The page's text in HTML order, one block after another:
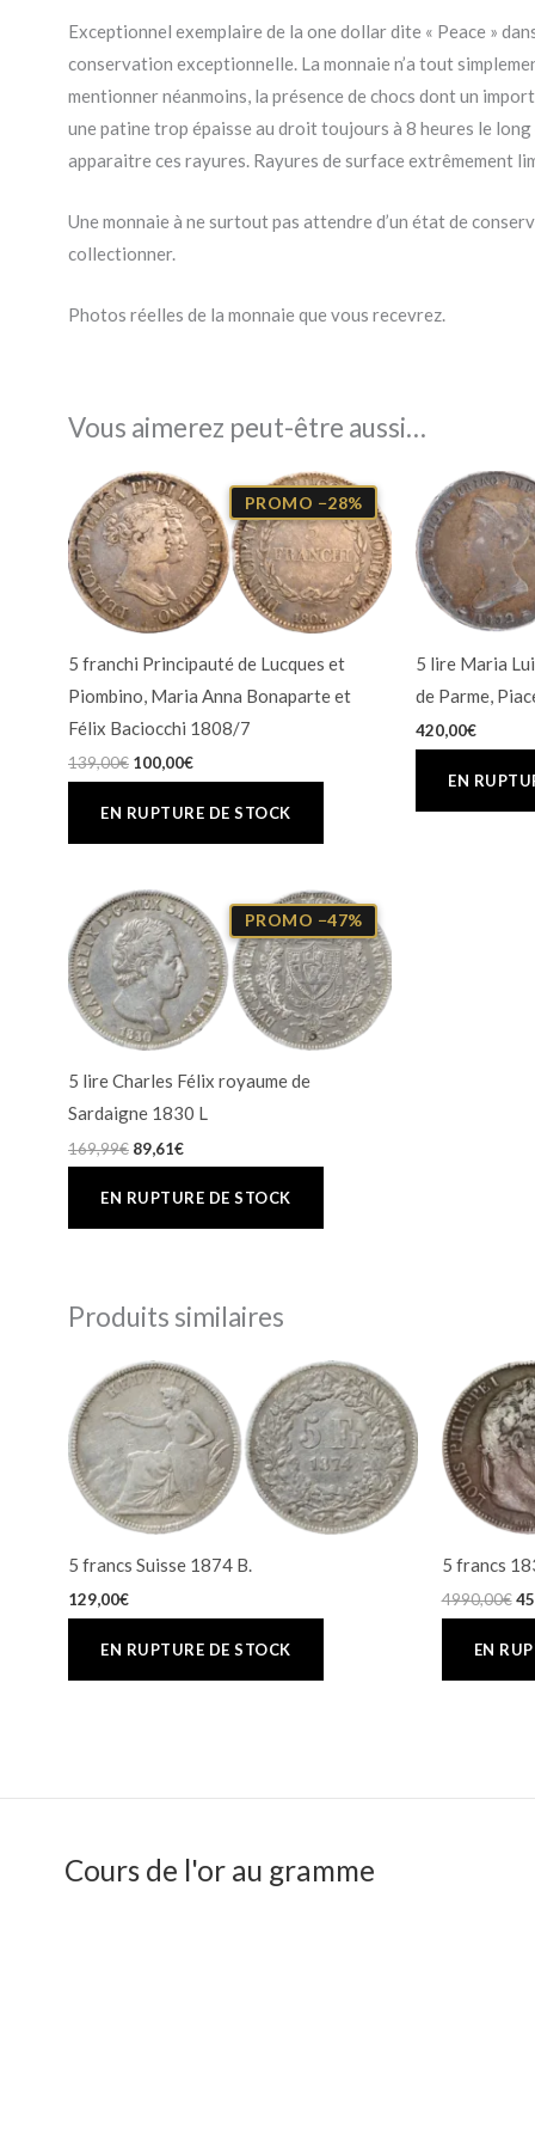
Exceptionnel exemplaire de la one dollar dite « Peace »
conservation exceptionnelle. La monnaie n’a tout
mentionner néanmoins, la présence de chocs dont un
une patine trop épaisse au droit toujours à 8 heures le
apparaitre ces rayures. Rayures de surface extrêmement
Une monnaie à ne surtout pas attendre d’un état de
collectionner.
Photos réelles de la monnaie que vous recevrez.
Vous aimerez peut-être aussi…
PROMO −28%
5 franchi Principauté de Lucques et
Piombino, Maria Anna Bonaparte et
Félix Baciocchi 1808/7
139,00€
Le
prix
initial
était :
139,00€.
100,00€
Le
prix
actuel
est :
100,00€.
5 lire Maria
de Parme,
420,00€
PROMO −47%
5 lire Charles Félix royaume de
Sardaigne 1830 L
169,99€
Le
prix
initial
était :
169,99€.
89,61€
Le
prix
actuel
est :
89,61€.
Produits similaires
5 francs Suisse 1874 B.
129,00€
5 francs
4990,00€
Le
Cours de l'or au gramme